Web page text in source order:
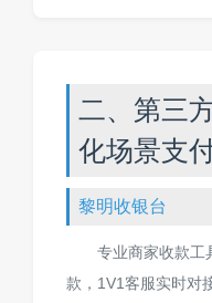
二、第三
化场景支
黎明收银台
专业商家收款工
款，1V1客服实时对